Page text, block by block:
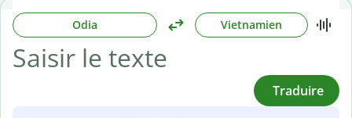
Odia Vietnamien
Traduire